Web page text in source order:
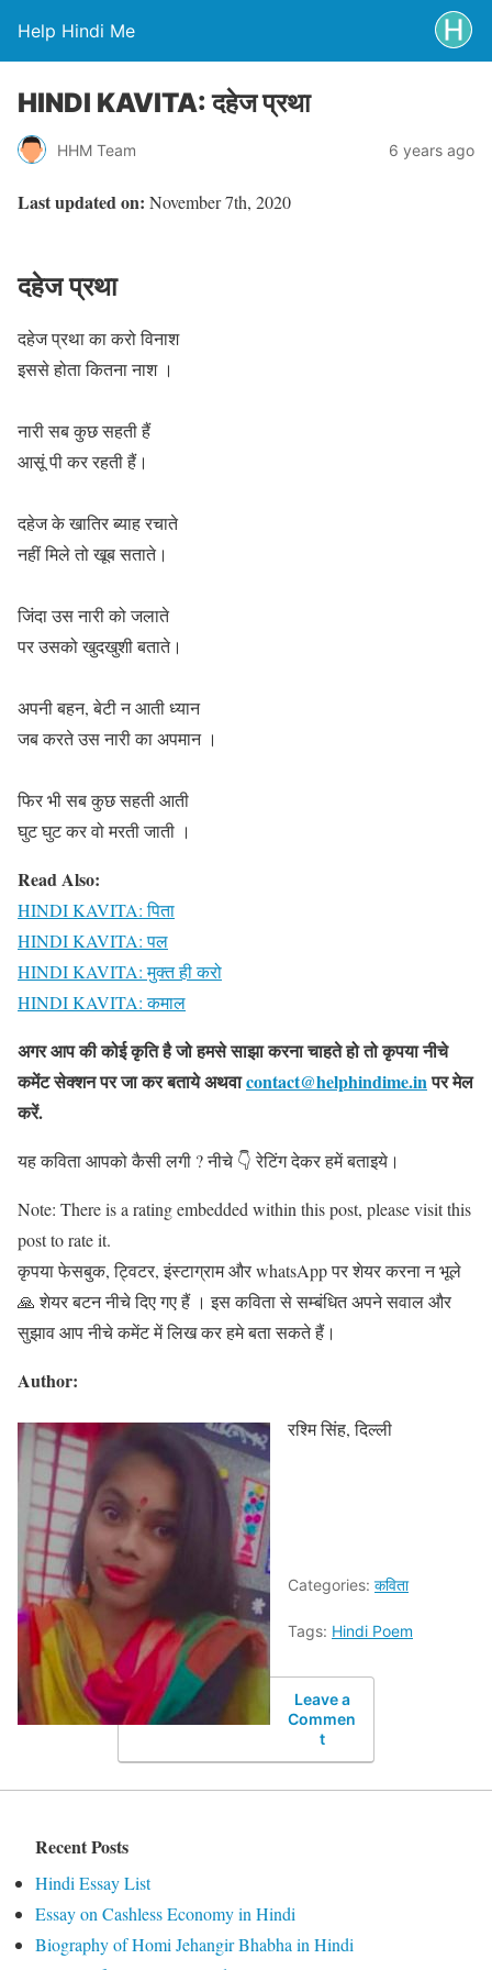
Help Hindi Me
HINDI KAVITA: दहेज प्रथा
HHM Team 6 years ago
Last updated on: November 7th, 2020
दहेज प्रथा
दहेज प्रथा का करो विनाश
इससे होता कितना नाश ।
नारी सब कुछ सहती हैं
आसूं पी कर रहती हैं।
दहेज के खातिर ब्याह रचाते
नहीं मिले तो खूब सताते।
जिंदा उस नारी को जलाते
पर उसको खुदखुशी बताते।
अपनी बहन, बेटी न आती ध्यान
जब करते उस नारी का अपमान ।
फिर भी सब कुछ सहती आती
घुट घुट कर वो मरती जाती ।
Read Also:
HINDI KAVITA: पिता
HINDI KAVITA: पल
HINDI KAVITA: मुक्त ही करो
HINDI KAVITA: कमाल
अगर आप की कोई कृति है जो हमसे साझा करना चाहते हो तो कृपया नीचे
कमेंट सेक्शन पर जा कर बतायेअथवाcontact@helphindime.inपर मेल
करें.
यह कविता आपको कैसी लगी ? नीचे 👇 रेटिंग देकर हमें बताइये।
Note: There is a rating embedded within this post, please visit this
post to rate it.
कृपया फेसबुक, ट्विटर, इंस्टाग्राम और whatsApp पर शेयर करना न भूले
🙏 शेयर बटन नीचे दिए गए हैं । इस कविता से सम्बंधित अपने सवाल और
सुझाव आप नीचे कमेंट में लिख कर हमे बता सकते हैं।
Author:
रश्मि सिंह, दिल्ली
Categories: कविता
Tags: Hindi Poem
Leave a
Commen
t
Recent Posts
Hindi Essay List
Essay on Cashless Economy in Hindi
Biography of Homi Jehangir Bhabha in Hindi